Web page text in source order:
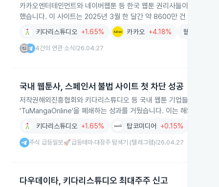
카카오엔터테인먼트와 네이버웹툰 등 한국 웹툰 권리사들이 협력해
했습니다. 이 사이트는 2025년 3월 한 달간 약 8600만 건 방문을 기
키다리스튜디오 +1.65% 카카오 +4.18% 웹툰
4건의 연관 소식 26.04.27
국내 웹툰사, 스페인서 불법 사이트 첫 차단 성공
저작권해외진흥협회와 키다리스튜디오 등 국내 웹툰 기업들이 2026
'TuMangaOnline'을 폐쇄하는 성과를 거뒀습니다. 이는 해외 현지 법
키다리스튜디오 +1.65% 탑코미디어 +0.15%
주식 급등일보🚀급등테마·대장주 탐색기 (텔레그램) 26.04.27
다우데이타, 키다리스튜디오 최대주주 신고